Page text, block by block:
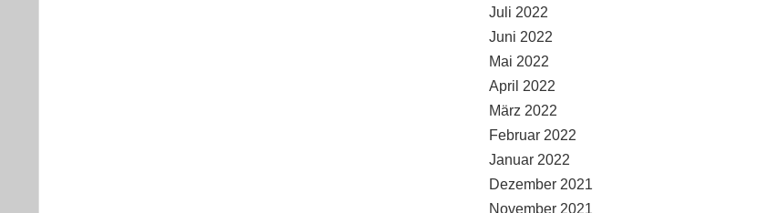
Juli 2022
Juni 2022
Mai 2022
April 2022
März 2022
Februar 2022
Januar 2022
Dezember 2021
November 2021